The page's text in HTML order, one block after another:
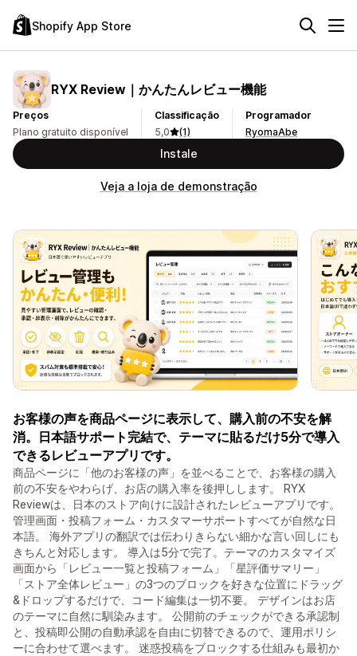
Shopify App Store
RYX Review｜かんたんレビュー機能
Preços
Plano gratuito disponível
Classificação
5,0
(1)
Programador
RyomaAbe
Instale
Veja a loja de demonstração
お客様の声を商品ページに表示して、購入前の不安を解
消。日本語サポート完結で、テーマに貼るだけ5分で導入
できるレビューアプリです。
商品ページに「他のお客様の声」を並べることで、お客様の購入
前の不安をやわらげ、お店の購入率を後押しします。 RYX
Reviewは、日本のストア向けに設計されたレビューアプリです。
管理画面・投稿フォーム・カスタマーサポートすべてが自然な日
本語。 海外アプリの翻訳では伝わりきらない細かな言い回しにも
きちんと対応します。 導入は5分で完了。テーマのカスタマイズ
画面から「レビュー一覧と投稿フォーム」「星評価サマリー」
「ストア全体レビュー」の3つのブロックを好きな位置にドラッグ
&ドロップするだけで、コード編集は一切不要。 デザインはお店
のテーマに自然に馴染みます。 公開前のチェックができる承認制
と、投稿即公開の自動承認を自由に切替できるので、運用ポリシ
ーに合わせて選べます。 迷惑投稿をブロックする仕組みも最初か